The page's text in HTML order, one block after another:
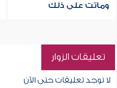
وماتت على ذلك
تعليقات الزوار
لا توجد تعليقات حتى الآن